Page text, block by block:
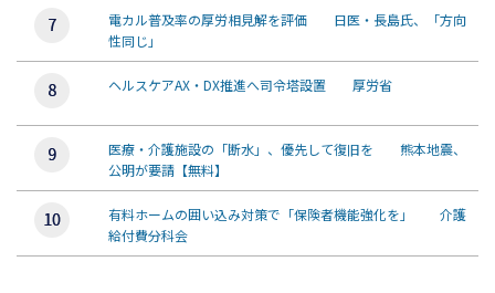
電カル普及率の厚労相見解を評価 日医・長島氏、「方向
性同じ」
ヘルスケアAX・DX推進へ司令塔設置 厚労省
医療・介護施設の「断水」、優先して復旧を 熊本地震、
公明が要請【無料】
有料ホームの囲い込み対策で「保険者機能強化を」 介護
給付費分科会